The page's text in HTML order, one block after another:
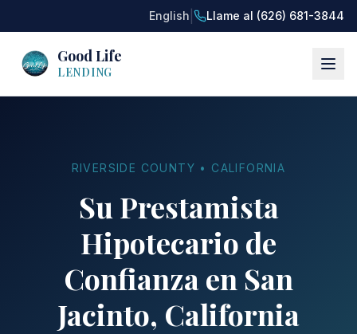
English Llame al (626) 681-3844
Good Life
LENDING
RIVERSIDE COUNTY • CALIFORNIA
Su Prestamista
Hipotecario de
Confianza en San
Jacinto, California